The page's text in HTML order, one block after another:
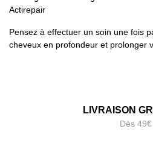
Actirepair
Pensez à effectuer un soin une fois
cheveux en profondeur et prolonger
LIVRAISON
Dès 49€